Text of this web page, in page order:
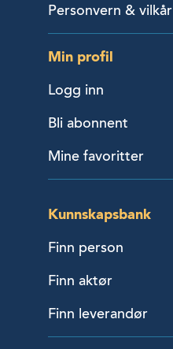
Personvern & vilkår
Min profil
Logg inn
Bli abonnent
Mine favoritter
Kunnskapsbank
Finn person
Finn aktør
Finn leverandør